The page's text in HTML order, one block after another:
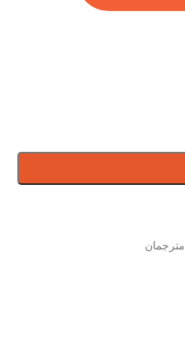
مترجمان